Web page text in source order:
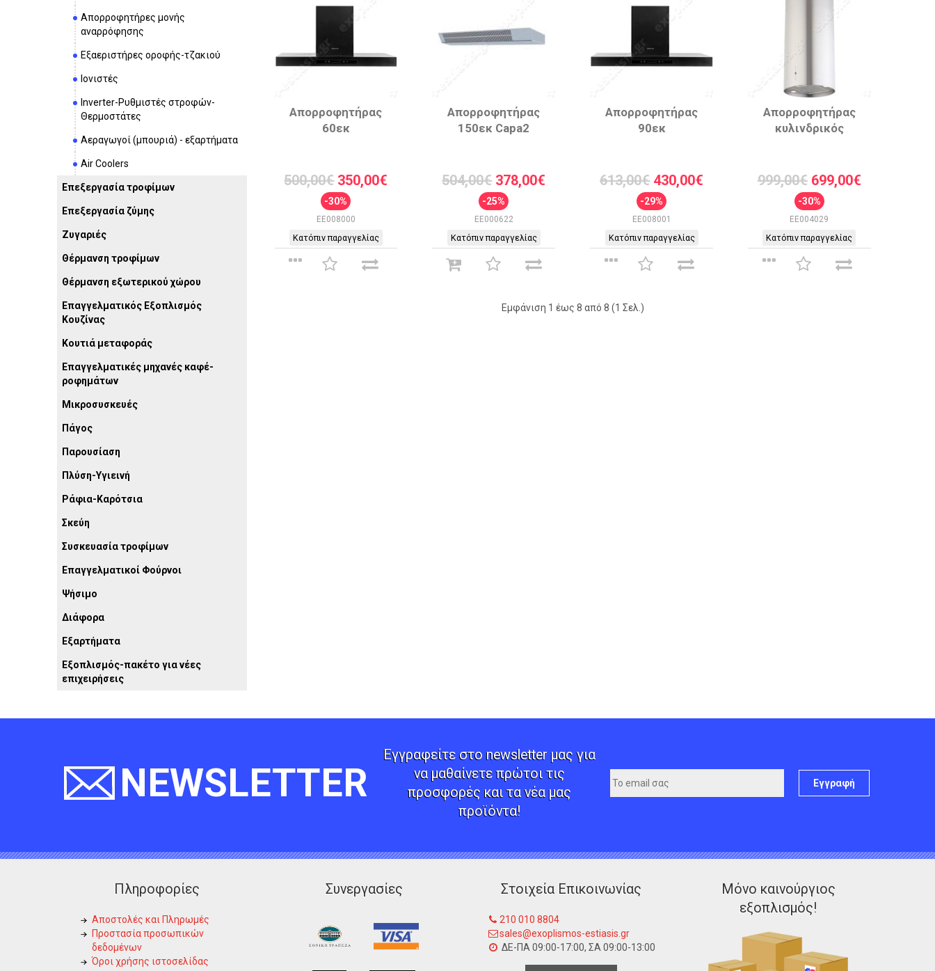
Απορροφητήρες μονής
αναρρόφησης
Εξαεριστήρες οροφής-τζακιού
Ιονιστές
Inverter-Ρυθμιστές στροφών-
Θερμοστάτες
Αεραγωγοί (μπουριά) - εξαρτήματα
Air Coolers
Επεξεργασία τροφίμων
Επεξεργασία ζύμης
Ζυγαριές
Θέρμανση τροφίμων
Θέρμανση εξωτερικού χώρου
Επαγγελματικός Εξοπλισμός
Κουζίνας
Κουτιά μεταφοράς
Επαγγελματικές μηχανές καφέ-
ροφημάτων
Μικροσυσκευές
Πάγος
Παρουσίαση
Πλύση-Υγιεινή
Ράφια-Καρότσια
Σκεύη
Συσκευασία τροφίμων
Επαγγελματικοί Φούρνοι
Ψήσιμο
Διάφορα
Εξαρτήματα
Εξοπλισμός-πακέτο για νέες
επιχειρήσεις
Απορροφητήρας
60εκ
500,00€ 350,00€
-30%
EE008000
Κατόπιν παραγγελίας
Απορροφητήρας
150εκ Capa2
504,00€ 378,00€
-25%
EE000622
Κατόπιν παραγγελίας
Απορροφητήρας
90εκ
613,00€ 430,00€
-29%
EE008001
Κατόπιν παραγγελίας
Απορροφητήρας
κυλινδρικός
999,00€ 699,00€
-30%
EE004029
Κατόπιν παραγγελίας
Εμφάνιση 1 έως 8 από 8 (1 Σελ.)
NEWSLETTER
Εγγραφείτε στο newsletter μας για
να μαθαίνετε πρώτοι τις
προσφορές και τα νέα μας
προϊόντα!
Εγγραφή
Πληροφορίες
Αποστολές και Πληρωμές
Προστασία προσωπικών
δεδομένων
Όροι χρήσης ιστοσελίδας
Συνεργασίες Στοιχεία Επικοινωνίας
210 010 8804
sales@exoplismos-estiasis.gr
ΔΕ-ΠΑ 09:00-17:00, ΣΑ 09:00-13:00
Μόνο καινούργιος
εξοπλισμός!